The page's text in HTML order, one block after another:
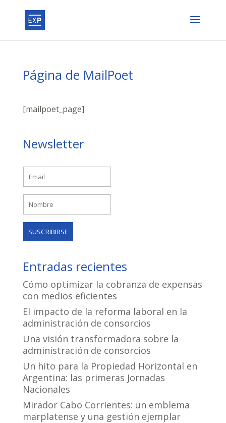
Página de MailPoet
[mailpoet_page]
Newsletter
Entradas recientes
Cómo optimizar la cobranza de expensas
con medios eficientes
El impacto de la reforma laboral en la
administración de consorcios
Una visión transformadora sobre la
administración de consorcios
Un hito para la Propiedad Horizontal en
Argentina: las primeras Jornadas
Nacionales
Mirador Cabo Corrientes: un emblema
marplatense y una gestión ejemplar